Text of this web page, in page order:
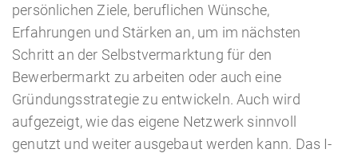
persönlichen Ziele, beruflichen Wünsche,
Erfahrungen und Stärken an, um im nächsten
Schritt an der Selbstvermarktung für den
Bewerbermarkt zu arbeiten oder auch eine
Gründungsstrategie zu entwickeln. Auch wird
aufgezeigt, wie das eigene Netzwerk sinnvoll
genutzt und weiter ausgebaut werden kann. Das I-